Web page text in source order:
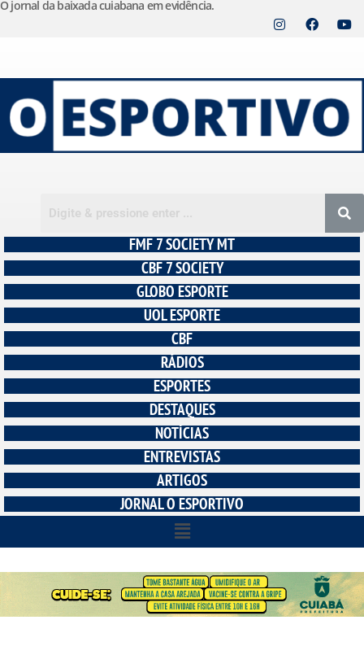
o
conteúdo
O jornal da baixada cuiabana em evidência.
FMF 7 SOCIETY MT
CBF 7 SOCIETY
GLOBO ESPORTE
UOL ESPORTE
CBF
RÁDIOS
ESPORTES
DESTAQUES
NOTÍCIAS
ENTREVISTAS
ARTIGOS
JORNAL O ESPORTIVO